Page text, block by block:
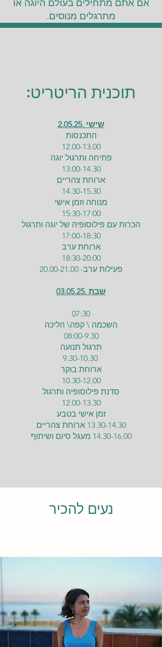
אם אתם מתחילים בעולם היוגה או
מתרגלים מנוסים.
תוכנית הריטריט:
שישי .2.05.25
התכנסות
12.00-13.00
פתיחה ותרגול יוגה
13.00-14.30
ארוחת צהריים
14.30-15.30
מנוחה וזמן אישי
15:30-17:00
הכרות עם פילוסופיה של יוגה ותרגול
17:00-18:30​
ארוחת ערב
18:30-20:00
פעילות ערב- 20.00-21.00
שבת .03.05.25
07:30
השכמה \ קפה\ הליכה
08:00-9.30
תרגול תנועה
9.30-10.30
ארוחת בוקר
10.30-12.00
סדנת פילוסופיה ותרגול
12.00-13.30
זמן אישי בטבע
13.30-14.30 ארוחת צהריים
14.30-16.00 מעגל סיום ושיתוף
נעים להכיר